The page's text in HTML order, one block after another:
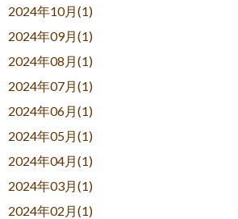
2024年10月(1)
2024年09月(1)
2024年08月(1)
2024年07月(1)
2024年06月(1)
2024年05月(1)
2024年04月(1)
2024年03月(1)
2024年02月(1)